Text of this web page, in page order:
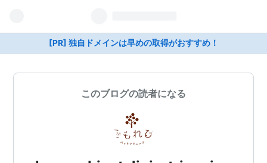
[PR] 独自ドメインは早めの取得がおすすめ！
このブログの読者になる